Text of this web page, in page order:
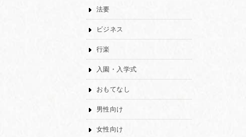
法要
ビジネス
行楽
入園・入学式
おもてなし
男性向け
女性向け